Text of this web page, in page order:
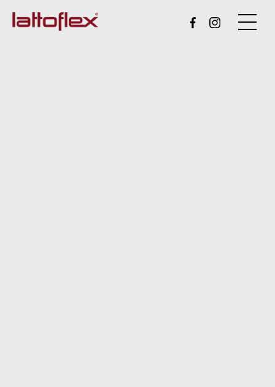
頂級床墊推薦方能展現最佳生
活品味